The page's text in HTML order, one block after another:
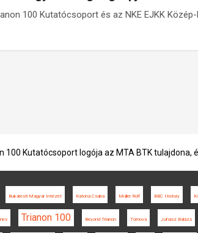
100 Kutatócsoport és az NKE EJKK
100 Kutatócsoport logója az MTA BTK
Bukaresti Magyar Intézet Katona Csaba Müller Rolf BBC History
Trianon 100 Beyond Trianon Tornova Juhász Balázs